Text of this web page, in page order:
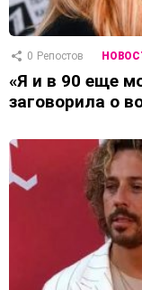
0 Репостов
«Я и в 90 еще
заговорила о